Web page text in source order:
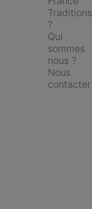
Traditions
?
Qui
sommes
nous ?
Nous
contacter